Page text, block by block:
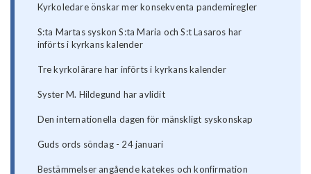
Kyrkoledare önskar mer konsekventa pandemiregler
S:ta Martas syskon S:ta Maria och S:t Lasaros har
införts i kyrkans kalender
Tre kyrkolärare har införts i kyrkans kalender
Syster M. Hildegund har avlidit
Den internationella dagen för mänskligt syskonskap
Guds ords söndag - 24 januari
Bestämmelser angående katekes och konfirmation